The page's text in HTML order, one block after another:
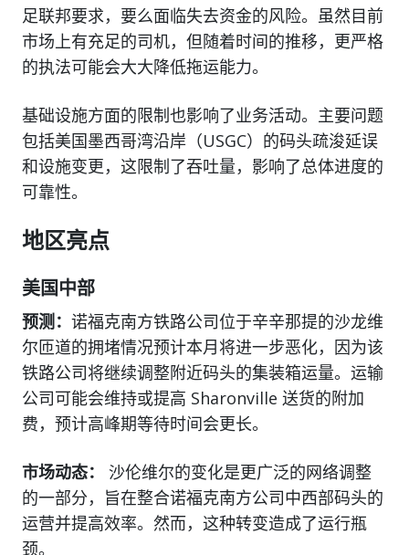
足联邦要求，要么面临失去资金的风险。虽然目前
市场上有充足的司机，但随着时间的推移，更严格
的执法可能会大大降低拖运能力。
基础设施方面的限制也影响了业务活动。主要问题
包括美国墨西哥湾沿岸（USGC）的码头疏浚延误
和设施变更，这限制了吞吐量，影响了总体进度的
可靠性。
地区亮点
美国中部
预测： 诺福克南方铁路公司位于辛辛那提的沙龙维
尔匝道的拥堵情况预计本月将进一步恶化，因为该
铁路公司将继续调整附近码头的集装箱运量。运输
公司可能会维持或提高 Sharonville 送货的附加
费，预计高峰期等待时间会更长。
市场动态： 沙伦维尔的变化是更广泛的网络调整
的一部分，旨在整合诺福克南方公司中西部码头的
运营并提高效率。然而，这种转变造成了运行瓶
颈。